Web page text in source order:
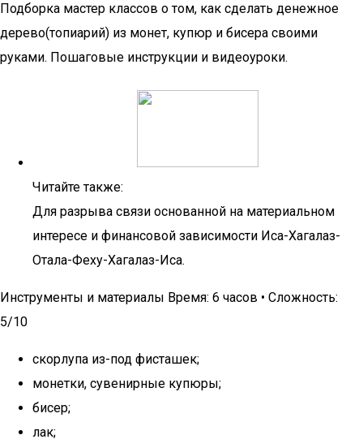
Подборка мастер классов о том, как сделать денежное
дерево(топиарий) из монет, купюр и бисера своими
руками. Пошаговые инструкции и видеоуроки.
Читайте также:
Для разрыва связи основанной на материальном
интересе и финансовой зависимости Иса-Хагалаз-
Отала-Феху-Хагалаз-Иса.
Инструменты и материалы Время: 6 часов • Сложность:
5/10
скорлупа из-под фисташек;
монетки, сувенирные купюры;
бисер;
лак;